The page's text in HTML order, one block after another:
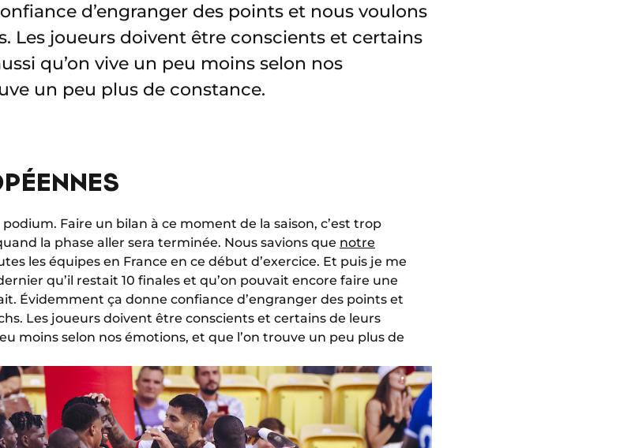
d’engranger des points et nous voulons
Les joueurs doivent être conscients et certains
qu’on vive un peu moins selon nos
un peu plus de constance.
Faire un bilan à ce moment de la saison, c’est trop
la phase aller sera terminée. Nous savions que notre
les équipes en France en ce début d’exercice. Et puis je me
qu’il restait 10 finales et qu’on pouvait encore faire une
Évidemment ça donne confiance d’engranger des points et
Les joueurs doivent être conscients et certains de leurs
moins selon nos émotions, et que l’on trouve un peu plus de